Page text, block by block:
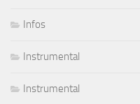
Infos
Instrumental
Instrumental